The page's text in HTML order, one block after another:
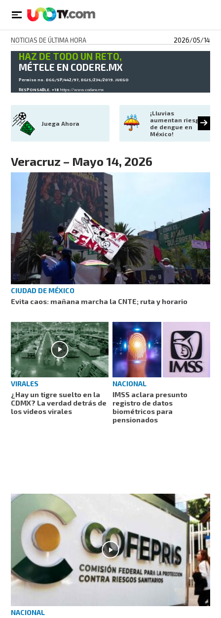
NOTICIAS DE ÚLTIMA HORA 2026/05/14
HAZ DE TODO UN RETO,
MÉTELE EN CODERE.MX
Permiso no. DGG/SP/442/97, DGJS/234/2019. JUEGO
RESPONSABLE. +18https://www.codere.mx
Juega Ahora
¡Lluvias
aumentan riesgo
de dengue en
México!
Veracruz – Mayo 14, 2026
CIUDAD DE MÉXICO
Evita caos: mañana marcha la CNTE; ruta y horario
VIRALES
¿Hay un tigre suelto en la
CDMX? La verdad detrás de
los videos virales
NACIONAL
IMSS aclara presunto
registro de datos
biométricos para
pensionados
NACIONAL